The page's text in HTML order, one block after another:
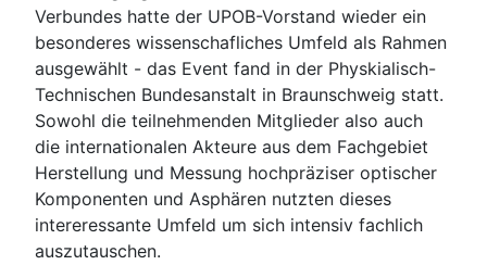
Verbundes hatte der UPOB-Vorstand wieder ein
besonderes wissenschafliches Umfeld als Rahmen
ausgewählt - das Event fand in der Physkialisch-
Technischen Bundesanstalt in Braunschweig statt.
Sowohl die teilnehmenden Mitglieder also auch
die internationalen Akteure aus dem Fachgebiet
Herstellung und Messung hochpräziser optischer
Komponenten und Asphären nutzten dieses
intereressante Umfeld um sich intensiv fachlich
auszutauschen.